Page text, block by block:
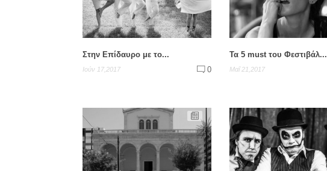
Στην Επίδαυρο με το...
Ιούν 17,2017 0
Τα 5 must του Φεστιβάλ...
Μαΐ 21,2017